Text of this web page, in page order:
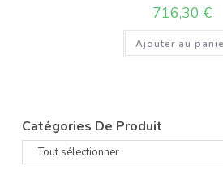
716,30 €
Ajouter au
Catégories De Produit